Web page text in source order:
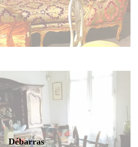
Débarras